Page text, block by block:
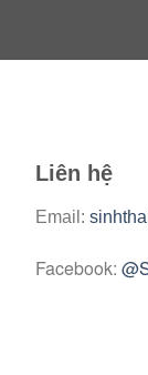
Liên hệ
Email:
Facebook: